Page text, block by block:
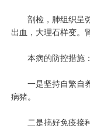
剖检，肺组织呈弥
出血，大理石样变。
本病的防控措施：
一是坚持自繁自养
病猪。
二是搞好免疫接种